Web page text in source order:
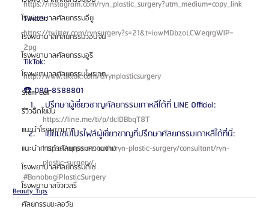
โรงพยาบาลศัลยกรรมอียู
โรงพยาบาลศัลยกรรมวอนจิน
โรงพยาบาลศัลยกรรมอูรี
โรงพยาบาลศัลยกรรมไพรเวท
Stem Cell
รีวิวฉีดไขมัน
แนะนำโรงพยาบาล
แนะนำการทำศัลยกรรมความงาม
โรงพยาบาลศัลยกรรมดีเซ่
โรงพยาบาลจิวเวลรี่
ศัลยกรรมชะลอวัย
https://instagram.com/ryn_plastic_surgery?utm_medium=copy_link
Twitter:
https://twitter.com/rynsurgery?s=21&t=iawMDbzoLCWeqrgWlP-
2pg
TikTok:
http://www.tiktok.com/@rynplasticsurgery
☎️ 080-8588801
ปรึกษาผู้เชี่ยวชาญศัลยกรรมเกาหลีได้ที่ LINE Official:
https://line.me/ti/p/dcIDBbqT8T
เยี่ยมชมโปรไฟล์ผู้เชี่ยวชาญที่ปรึกษาศัลยกรรมเกาหลีได้ที่นี่:
https://oppame.co.th/ryn-plastic-surgery/consultant/ryn-
plastic-surgery/
#BanobagiPlasticSurgery
Beauty Tips